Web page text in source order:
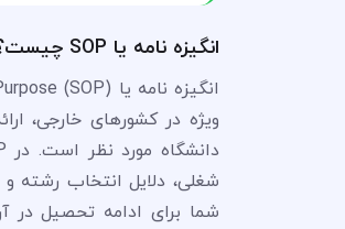
انگیزه نامه یا SOP چیست؟
ویژه در کشورهای خارجی،
شغلی، دلایل انتخاب رشته
شما برای ادامه تحصیل در